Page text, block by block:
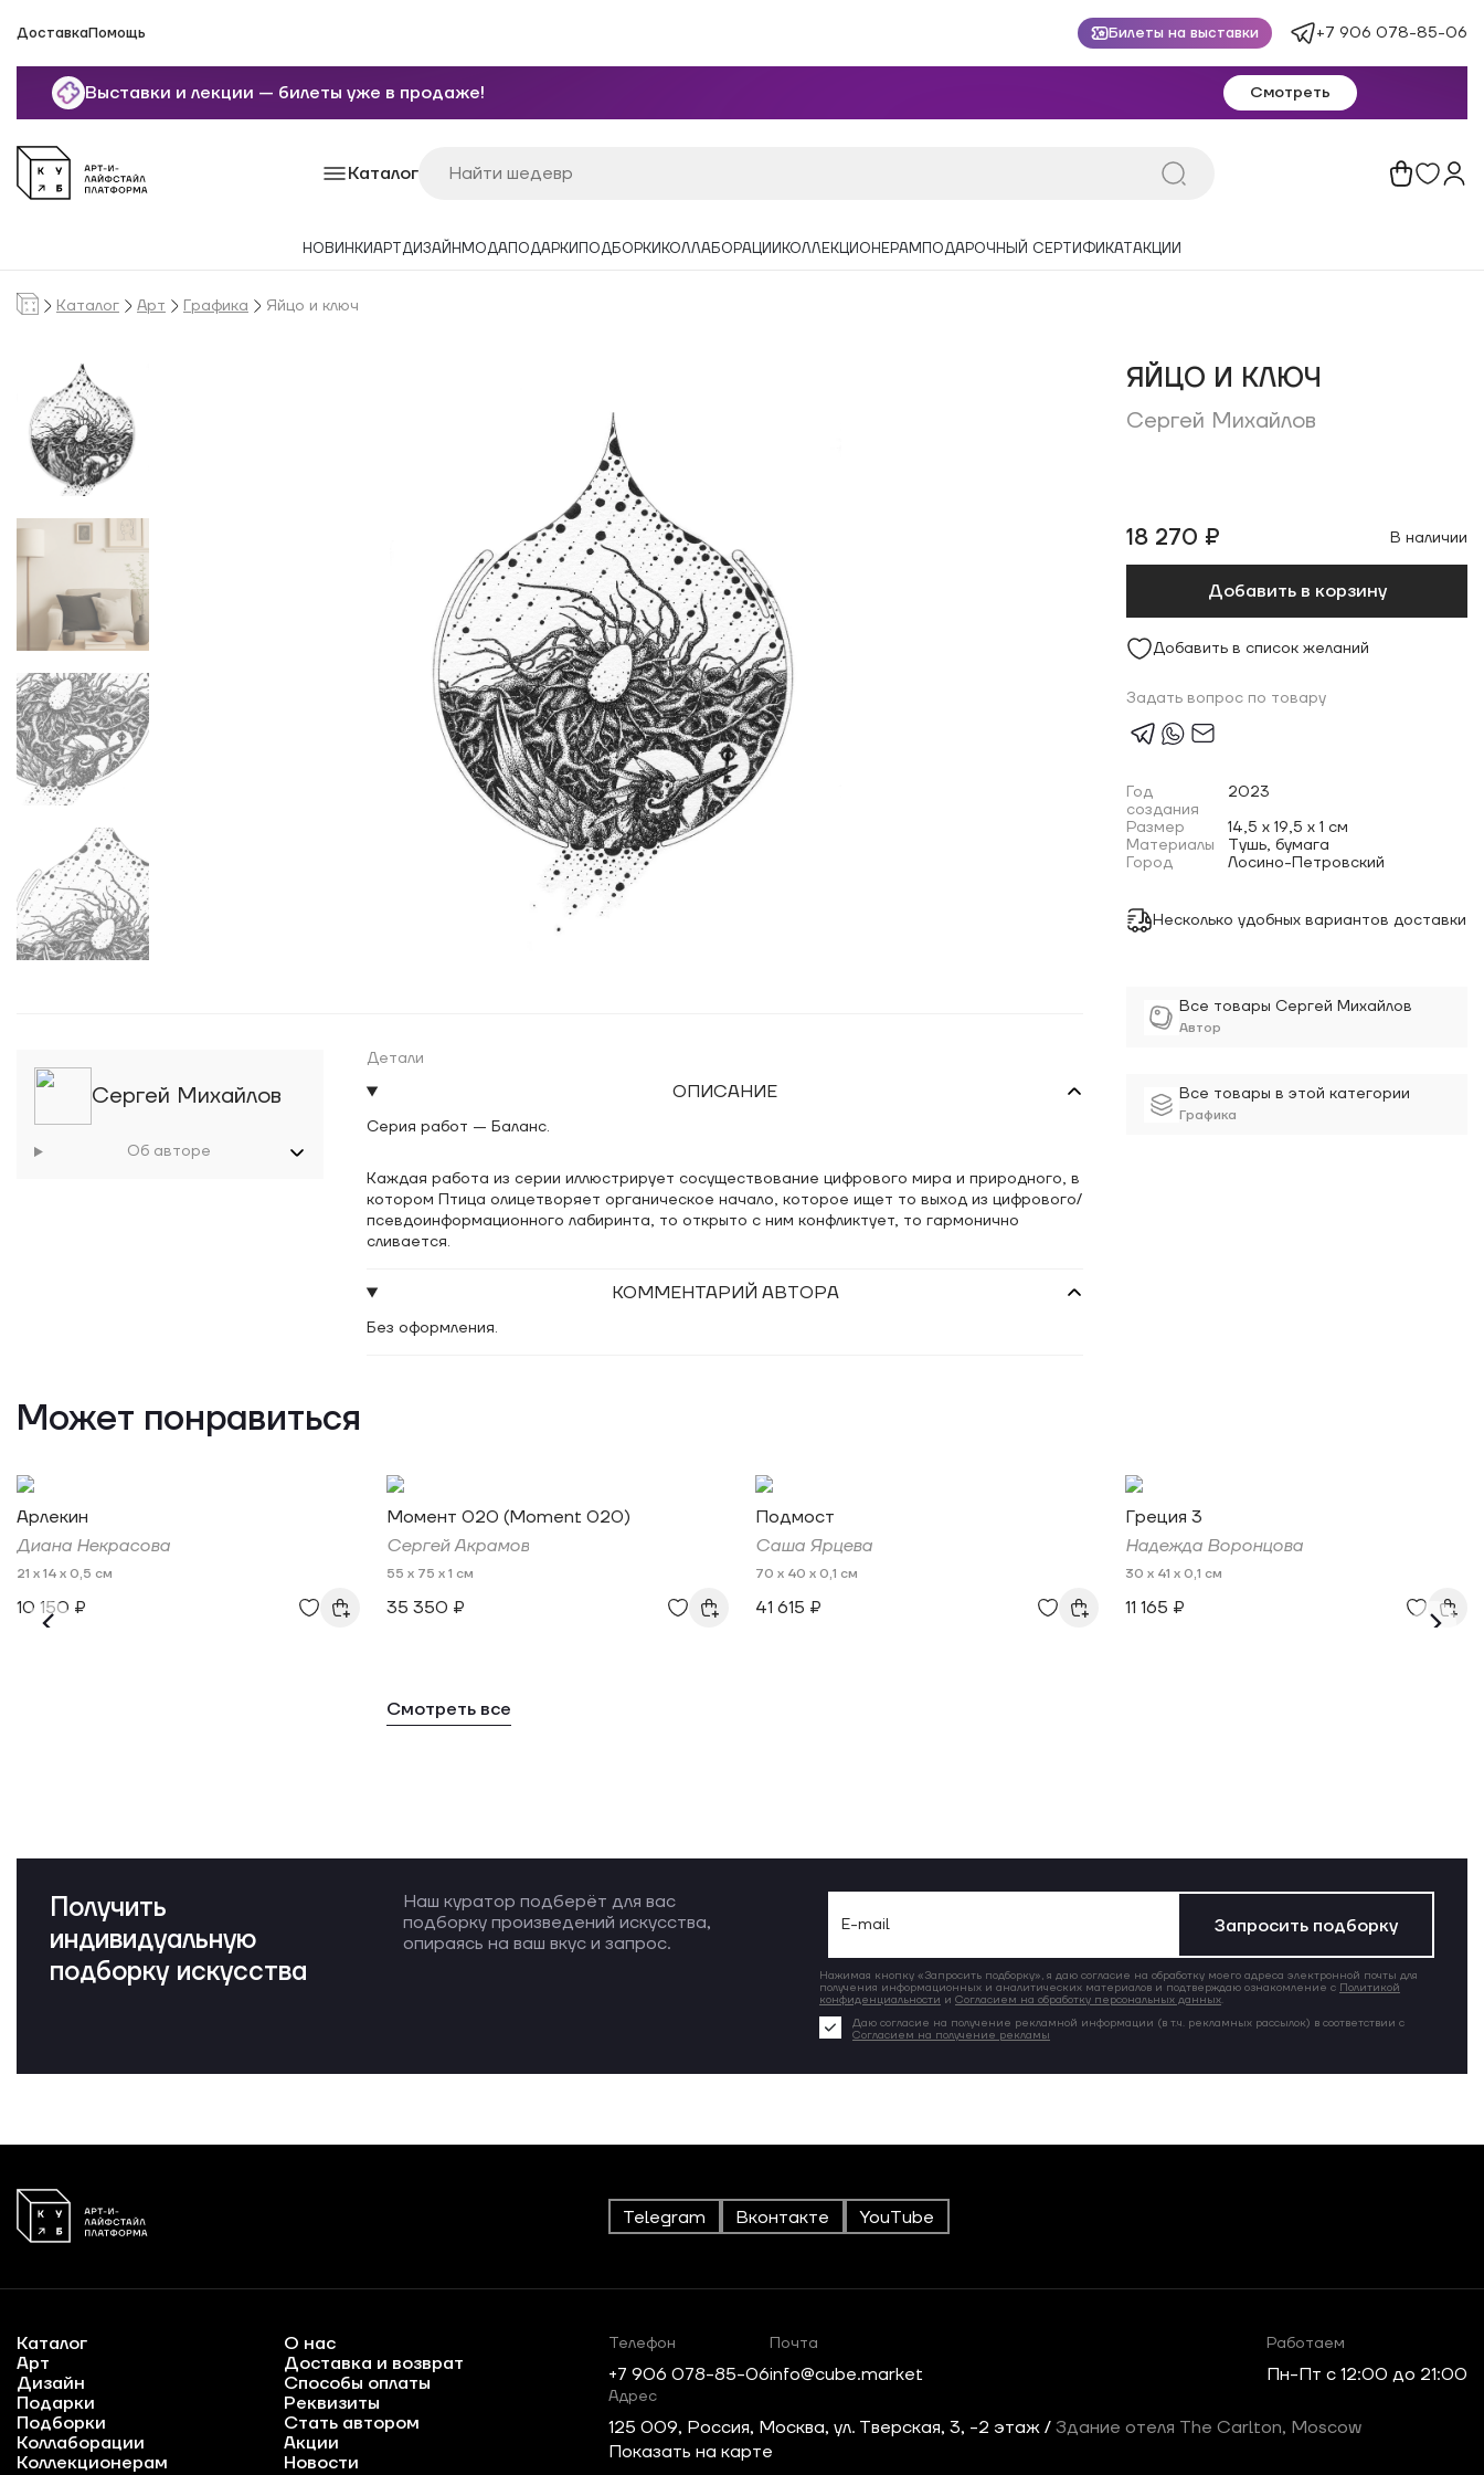
ДоставкаПомощь Билеты на выставки +7 906 078-85-06
Выставки и лекции — билеты уже в продаже! Смотреть
Каталог
НОВИНКИАРТДИЗАЙН МОДАПОДАРКИ ПОДБОРКИ КОЛЛАБОРАЦИИ КОЛЛЕКЦИОНЕРАМ ПОДАРОЧНЫЙ СЕРТИФИКАТАКЦИИ
Каталог Арт Графика Яйцо и ключ
ЯЙЦО И КЛЮЧ
Сергей Михайлов
18 270 ₽ В наличии
Добавить в корзину
Добавить в список желаний
Задать вопрос по товару
Год
создания
2023
Размер
14,5 x 19,5 x 1 см
Материалы
Тушь, бумага
Город
Лосино-Петровский
Несколько удобных вариантов доставки
Все товары Сергей Михайлов
Автор
Все товары в этой категории
Графика
Сергей Михайлов
Об авторе
Детали
ОПИСАНИЕ
Серия работ — Баланс.
Каждая работа из серии иллюстрирует сосуществование цифрового мира и природного, в
котором Птица олицетворяет органическое начало, которое ищет то выход из цифрового/
псевдоинформационного лабиринта, то открыто с ним конфликтует, то гармонично
сливается.
КОММЕНТАРИЙ АВТОРА
Без оформления.
Может понравиться
Арлекин
Диана Некрасова
21 x 14 x 0,5 см
10 150 ₽
Момент 020 (Moment 020)
Сергей Акрамов
55 x 75 x 1 см
35 350 ₽
Подмост
Саша Ярцева
70 x 40 x 0,1 см
41 615 ₽
Греция 3
Надежда Воронцова
30 x 41 x 0,1 см
11 165 ₽
Смотреть все
Получить
индивидуальную
подборку искусства
Наш куратор подберёт для вас
подборку произведений искусства,
опираясь на ваш вкус и запрос.
Запросить подборку
Нажимая кнопку «Запросить подборку», я даю согласие на обработку моего адреса электронной почты для
получения информационных и аналитических материалов и подтверждаю ознакомление с Политикой
конфиденциальности и Согласием на обработку персональных данных.
Даю согласие на получение рекламной информации (в т.ч. рекламных рассылок) в соответствии с
Согласием на получение рекламы
Telegram Вконтакте YouTube
Каталог
Арт
Дизайн
Подарки
Подборки
Коллаборации
Коллекционерам
О нас
Доставка и возврат
Способы оплаты
Реквизиты
Стать автором
Акции
Новости
Телефон
+7 906 078-85-06
Почта
info@cube.market
Работаем
Пн-Пт c 12:00 до 21:00
Адрес
125 009, Россия, Москва, ул. Тверская, 3, -2 этаж / Здание отеля The Carlton, Moscow
Показать на карте